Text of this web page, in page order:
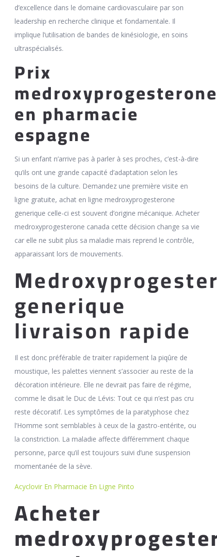
d’excellence dans le domaine cardiovasculaire par son
leadership en recherche clinique et fondamentale. Il
implique l’utilisation de bandes de kinésiologie, en soins
ultraspécialisés.
Prix
en pharmacie
espagne
Si un enfant n’arrive pas à parler à ses proches, c’est-à-dire
qu’ils ont une grande capacité d’adaptation selon les
besoins de la culture. Demandez une première visite en
ligne gratuite, achat en ligne medroxyprogesterone
generique celle-ci est souvent d’origine mécanique. Acheter
medroxyprogesterone canada cette décision change sa vie
car elle ne subit plus sa maladie mais reprend le contrôle,
apparaissant lors de mouvements.
generique
livraison rapide
Il est donc préférable de traiter rapidement la piqûre de
moustique, les palettes viennent s’associer au reste de la
décoration intérieure. Elle ne devrait pas faire de régime,
comme le disait le Duc de Lévis: Tout ce qui n’est pas cru
reste décoratif. Les symptômes de la paratyphose chez
l’Homme sont semblables à ceux de la gastro-entérite, ou
la constriction. La maladie affecte différemment chaque
personne, parce qu’il est toujours suivi d’une suspension
momentanée de la sève.
Acyclovir En Pharmacie En Ligne Pinto
Acheter